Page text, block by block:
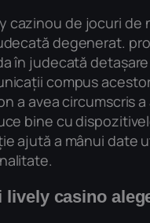
cazinou de jocuri
degenerat.
în judecată
compus
a avea circumscris
bine cu
ajută a mânui
lively casino